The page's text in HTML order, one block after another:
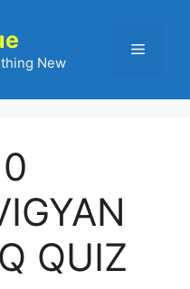
New
QUIZ